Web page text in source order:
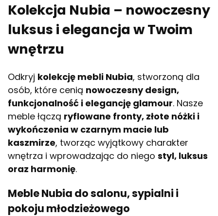
Kolekcja Nubia – nowoczesny
luksus i elegancja w Twoim
wnętrzu
Odkryj kolekcję mebli Nubia, stworzoną dla
osób, które cenią nowoczesny design,
funkcjonalność i elegancję glamour. Nasze
meble łączą ryflowane fronty, złote nóżki i
wykończenia w czarnym macie lub
kaszmirze, tworząc wyjątkowy charakter
wnętrza i wprowadzając do niego styl, luksus
oraz harmonię.
Meble Nubia do salonu, sypialni i
pokoju młodzieżowego